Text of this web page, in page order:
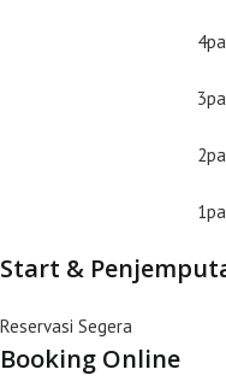
Start &
Reservasi Segera
Booking Online